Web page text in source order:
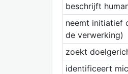
beschrijft
neemt initiatief
de verwerking)
zoekt
identificeert